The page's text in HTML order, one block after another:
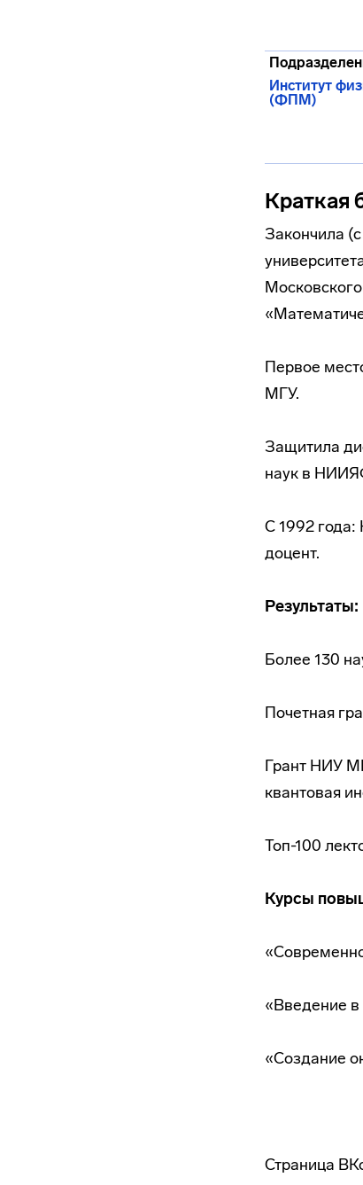
Институт
(ФПМ)
Краткая
Закончила
Первое
МГУ.
Защитила
наук в
С 1992
доцент.
Результаты:
Более 130
Почетная
Грант НИУ
квантовая
Топ-100
Курсы
«Введение
«Создание
Страница